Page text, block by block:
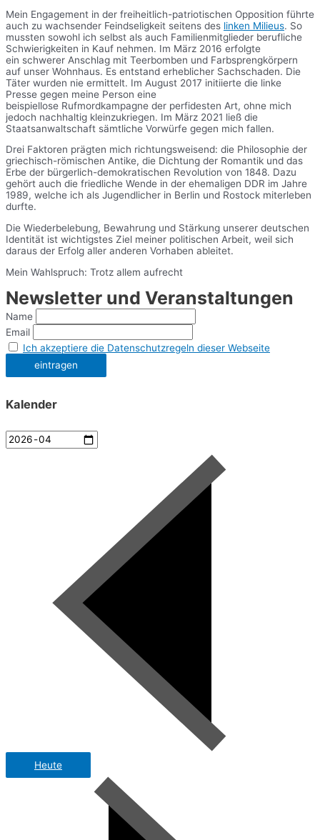
Mein Engagement in der freiheitlich-patriotischen Opposition führte
auch zu wachsender Feindseligkeit seitens des linken Milieus. So
mussten sowohl ich selbst als auch Familienmitglieder berufliche
Schwierigkeiten in Kauf nehmen. Im März 2016 erfolgte
ein schwerer Anschlag mit Teerbomben und Farbsprengkörpern
auf unser Wohnhaus. Es entstand erheblicher Sachschaden. Die
Täter wurden nie ermittelt. Im August 2017 initiierte die linke
Presse gegen meine Person eine
beispiellose Rufmordkampagne der perfidesten Art, ohne mich
jedoch nachhaltig kleinzukriegen. Im März 2021 ließ die
Staatsanwaltschaft sämtliche Vorwürfe gegen mich fallen.
Drei Faktoren prägten mich richtungsweisend: die Philosophie der
griechisch-römischen Antike, die Dichtung der Romantik und das
Erbe der bürgerlich-demokratischen Revolution von 1848. Dazu
gehört auch die friedliche Wende in der ehemaligen DDR im Jahre
1989, welche ich als Jugendlicher in Berlin und Rostock miterleben
durfte.
Die Wiederbelebung, Bewahrung und Stärkung unserer deutschen
Identität ist wichtigstes Ziel meiner politischen Arbeit, weil sich
daraus der Erfolg aller anderen Vorhaben ableitet.
Mein Wahlspruch: Trotz allem aufrecht
Newsletter und Veranstaltungen
Name
Email
Ich akzeptiere die Datenschutzregeln dieser Webseite
Kalender
Heute